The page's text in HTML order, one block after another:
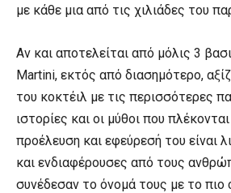
με κάθε μια από τις χιλιάδες του
Αν και αποτελείται από μόλις 3
Martini, εκτός από διασημότερο,
του κοκτέιλ με τις περισσότερες
ιστορίες και οι μύθοι που
προέλευση και εφεύρεσή του είναι
και ενδιαφέρουσες από τους
συνέδεσαν το όνομά τους με το πιο